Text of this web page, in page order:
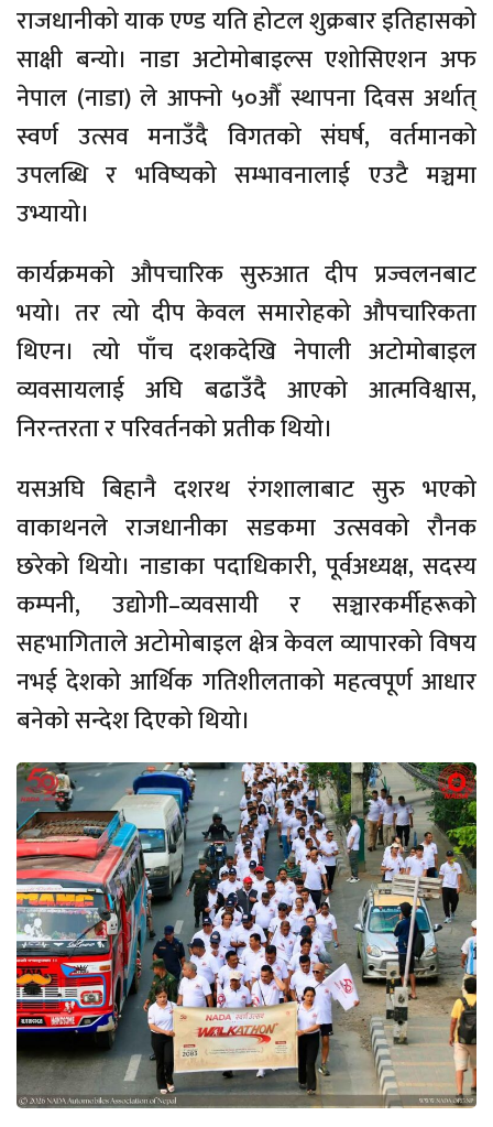
राजधानीको याक एण्ड यति होटल शुक्रबार इतिहासको
साक्षी बन्यो। नाडा अटोमोबाइल्स एशोसिएशन अफ
नेपाल (नाडा) ले आफ्नो ५०औँ स्थापना दिवस अर्थात्
स्वर्ण उत्सव मनाउँदै विगतको संघर्ष, वर्तमानको
उपलब्धि र भविष्यको सम्भावनालाई एउटै मञ्चमा
उभ्यायो।
कार्यक्रमको औपचारिक सुरुआत दीप प्रज्वलनबाट
भयो। तर त्यो दीप केवल समारोहको औपचारिकता
थिएन। त्यो पाँच दशकदेखि नेपाली अटोमोबाइल
व्यवसायलाई अघि बढाउँदै आएको आत्मविश्वास,
निरन्तरता र परिवर्तनको प्रतीक थियो।
यसअघि बिहानै दशरथ रंगशालाबाट सुरु भएको
वाकाथनले राजधानीका सडकमा उत्सवको रौनक
छरेको थियो। नाडाका पदाधिकारी, पूर्वअध्यक्ष, सदस्य
कम्पनी, उद्योगी–व्यवसायी र सञ्चारकर्मीहरूको
सहभागिताले अटोमोबाइल क्षेत्र केवल व्यापारको विषय
नभई देशको आर्थिक गतिशीलताको महत्वपूर्ण आधार
बनेको सन्देश दिएको थियो।